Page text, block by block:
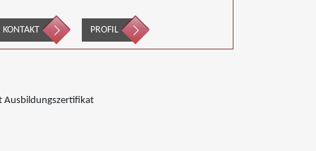
KONTAKT PROFIL
Ausbildungszertifikat